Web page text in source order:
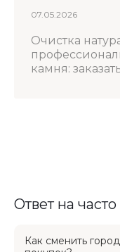
07.05.2026
Очистка
камня:
Ответ на
Как сменить